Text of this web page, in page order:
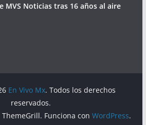
MVS Noticias tras 16 años al aire
En Vivo Mx. Todos los derechos
reservados.
ThemeGrill. Funciona conWordPress.